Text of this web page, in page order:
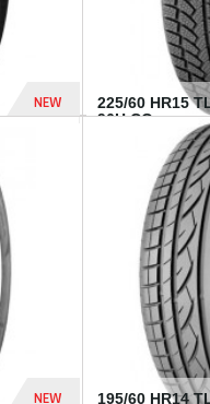
NEW
432 Dhs
225/60 HR15
96H CO...
NEW
195/60 HR14